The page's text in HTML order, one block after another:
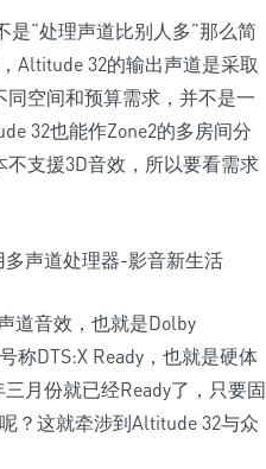
“处理声道比别人多”那么简
Altitude 32的输出声道是采取
同空间和预算需求，并不是一
32也能作Zone2的多房间分
支援3D音效，所以要看需求
道音效，也就是Dolby
称DTS:X Ready，也就是硬体
月份就已经Ready了，只要固
？这就牵涉到Altitude 32与众